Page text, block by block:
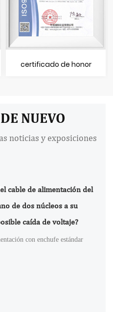
certificado de honor
NUEVO
noticias y exposiciones
cable de alimentación del
de dos núcleos a su
caída de voltaje?
con enchufe estándar